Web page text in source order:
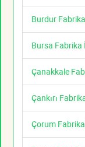
Burdur
Bursa Fabrika
Çanakkale
Çankırı
Çorum